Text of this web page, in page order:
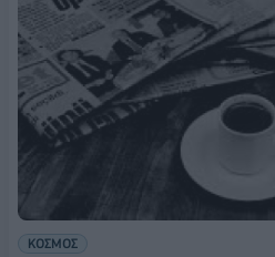
ΚΟΣΜΟΣ